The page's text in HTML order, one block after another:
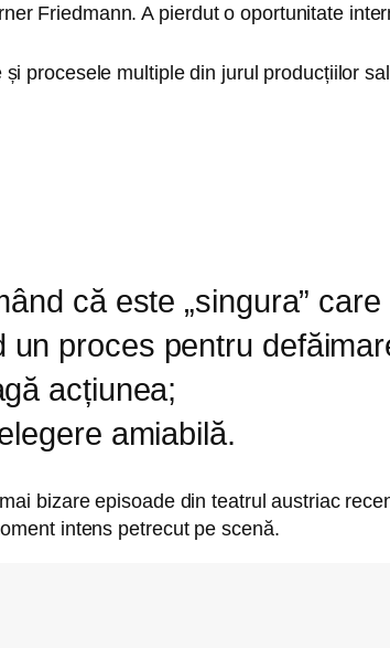
Friedmann. A pierdut o oportunitate
procesele multiple din jurul producțiilor
că este „singura”
un proces pentru
acțiunea;
amiabilă.
bizare episoade din teatrul austriac
intens petrecut pe scenă.